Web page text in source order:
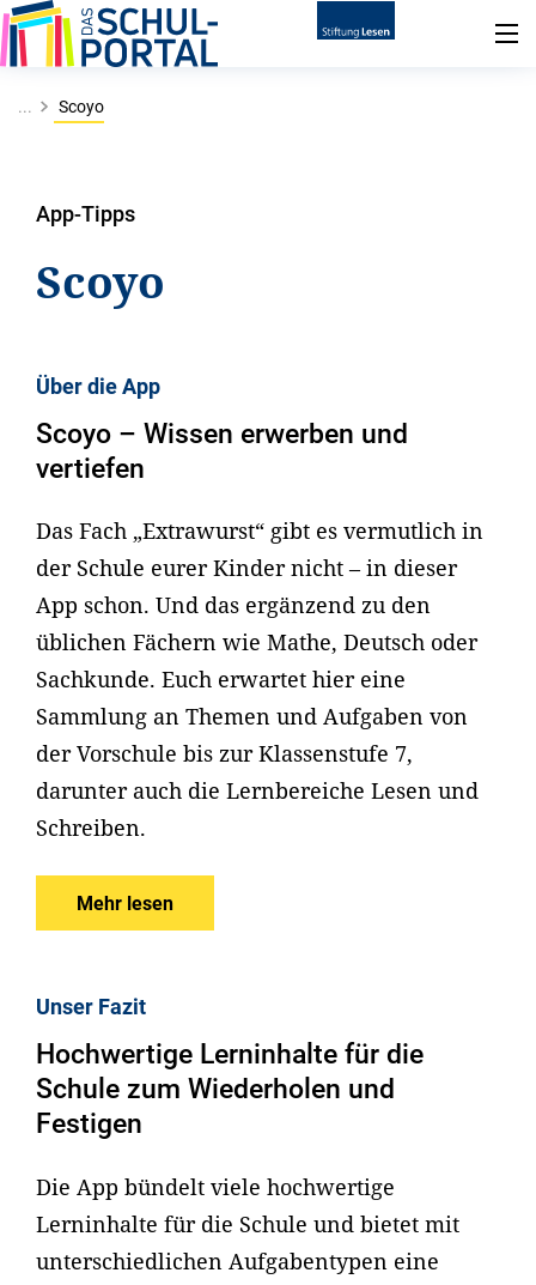
... Scoyo
App-Tipps
Scoyo
Über die App
Scoyo – Wissen erwerben und
vertiefen
Das Fach „Extrawurst“ gibt es vermutlich in
der Schule eurer Kinder nicht – in dieser
App schon. Und das ergänzend zu den
üblichen Fächern wie Mathe, Deutsch oder
Sachkunde. Euch erwartet hier eine
Sammlung an Themen und Aufgaben von
der Vorschule bis zur Klassenstufe 7,
darunter auch die Lernbereiche Lesen und
Schreiben.
Mehr lesen
Unser Fazit
Hochwertige Lerninhalte für die
Schule zum Wiederholen und
Festigen
Die App bündelt viele hochwertige
Lerninhalte für die Schule und bietet mit
unterschiedlichen Aufgabentypen eine